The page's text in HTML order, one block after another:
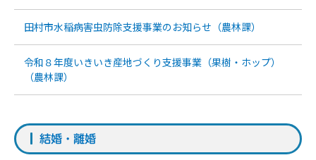
田村市水稲病害虫防除支援事業のお知らせ（農林課）
令和８年度いきいき産地づくり支援事業（果樹・ホップ）
（農林課）
結婚・離婚